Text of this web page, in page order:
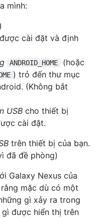
mình:
cài đặt và định
ANDROID_HOME (hoặc
) trỏ đến thư mục
(Không bắt
USB cho thiết bị
cài đặt.
trên thiết bị của bạn.
đã đề phòng)
Galaxy Nexus của
mặc dù có một
gì xảy ra trong
được hiển thị trên